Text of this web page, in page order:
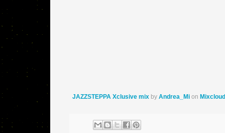
JAZZSTEPPA Xclusive mix by Andrea_Mi on Mixcloud